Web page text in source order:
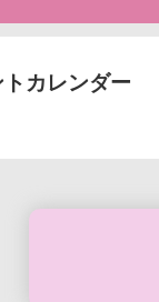
カレンダー